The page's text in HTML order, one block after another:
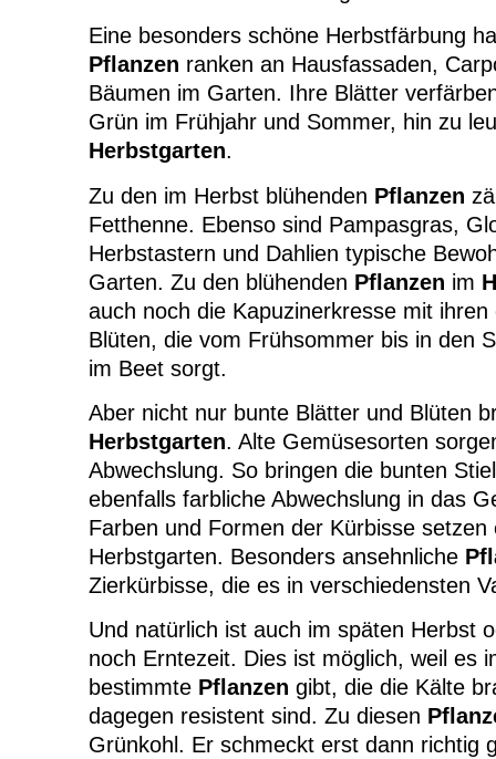
Eine besonders schöne Herbstfärbung
Pflanzen ranken an Hausfassaden,
Bäumen im Garten. Ihre Blätter
Grün im Frühjahr und Sommer, hin zu
Herbstgarten.
Zu den im Herbst blühenden Pflanzen
Fetthenne. Ebenso sind Pampasgras,
Herbstastern und Dahlien typische
Garten. Zu den blühenden Pflanzen im
auch noch die Kapuzinerkresse mit
Blüten, die vom Frühsommer bis in den
im Beet sorgt.
Aber nicht nur bunte Blätter und Blüten
Herbstgarten. Alte Gemüsesorten
Abwechslung. So bringen die bunten
ebenfalls farbliche Abwechslung in das
Farben und Formen der Kürbisse setzen
Herbstgarten. Besonders ansehnliche
Zierkürbisse, die es in verschiedensten
Und natürlich ist auch im späten Herbst
noch Erntezeit. Dies ist möglich, weil es
bestimmte Pflanzen gibt, die die Kälte
dagegen resistent sind. Zu diesen
Grünkohl. Er schmeckt erst dann richtig